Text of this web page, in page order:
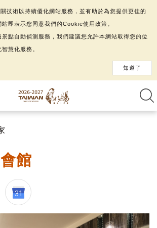
館
技術以持續優化網站服務，並有助於為您提供更佳的
即表示您同意我們的Cookie使用政策。
點自動偵測服務，我們建議您允許本網站取得您的位
慧化服務。
知道了